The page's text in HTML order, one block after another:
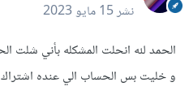
نشر15 مايو 2023
و خليت بس الحساب الي عنده اشتراك